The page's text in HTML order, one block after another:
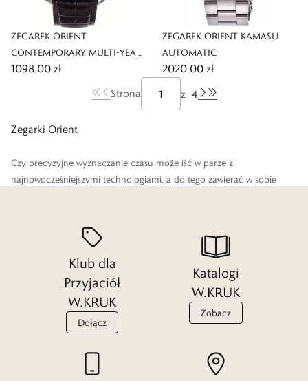
ZEGAREK ORIENT
CONTEMPORARY MULTI-YEAR
CALENDAR AUTOMATIC
1098,00 zł
ZEGAREK ORIENT KAMASU
AUTOMATIC
2020,00 zł
Strona
z 4
Zegarki Orient
Czy precyzyjne wyznaczanie czasu może iść w parze z
najnowocześniejszymi technologiami, a do tego zawierać w sobie
oddajemy tutaj w Twoje ręce, udowadnia, że jest to możliwe.
Klub dla
Przyjaciół
W.KRUK
Dołącz
Katalogi
W.KRUK
Zobacz